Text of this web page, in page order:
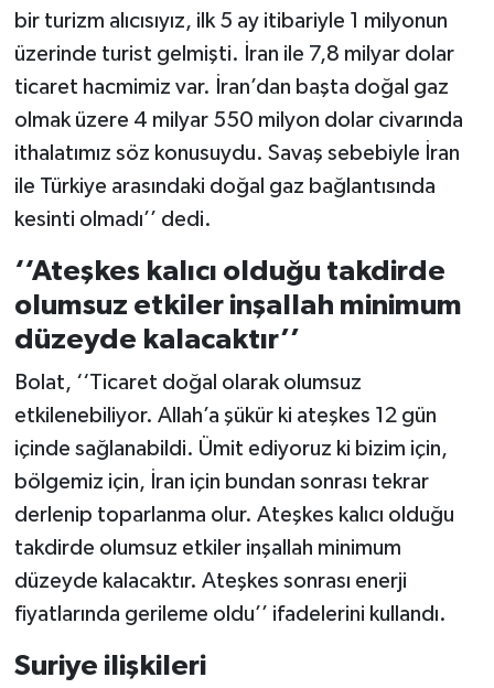
bir turizm alıcısıyız, ilk 5 ay itibariyle 1 milyonun
üzerinde turist gelmişti. İran ile 7,8 milyar dolar
ticaret hacmimiz var. İran’dan başta doğal gaz
olmak üzere 4 milyar 550 milyon dolar civarında
ithalatımız söz konusuydu. Savaş sebebiyle İran
ile Türkiye arasındaki doğal gaz bağlantısında
kesinti olmadı’’ dedi.
‘‘Ateşkes kalıcı olduğu takdirde
olumsuz etkiler inşallah minimum
düzeyde kalacaktır’’
Bolat, ‘‘Ticaret doğal olarak olumsuz
etkilenebiliyor. Allah’a şükür ki ateşkes 12 gün
içinde sağlanabildi. Ümit ediyoruz ki bizim için,
bölgemiz için, İran için bundan sonrası tekrar
derlenip toparlanma olur. Ateşkes kalıcı olduğu
takdirde olumsuz etkiler inşallah minimum
düzeyde kalacaktır. Ateşkes sonrası enerji
fiyatlarında gerileme oldu’’ ifadelerini kullandı.
Suriye ilişkileri